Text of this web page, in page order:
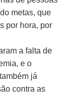
metas, que
por hora, por
a falta de
e o
já
contra as